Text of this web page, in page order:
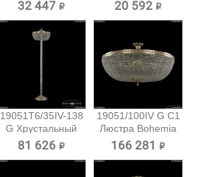
32 447 ₽ 20 592 ₽
19051T6/35IV-138
G Хрустальный
торшер...
81 626 ₽
19051/100IV G C1
Люстра Bohemia
Ivele...
166 281 ₽